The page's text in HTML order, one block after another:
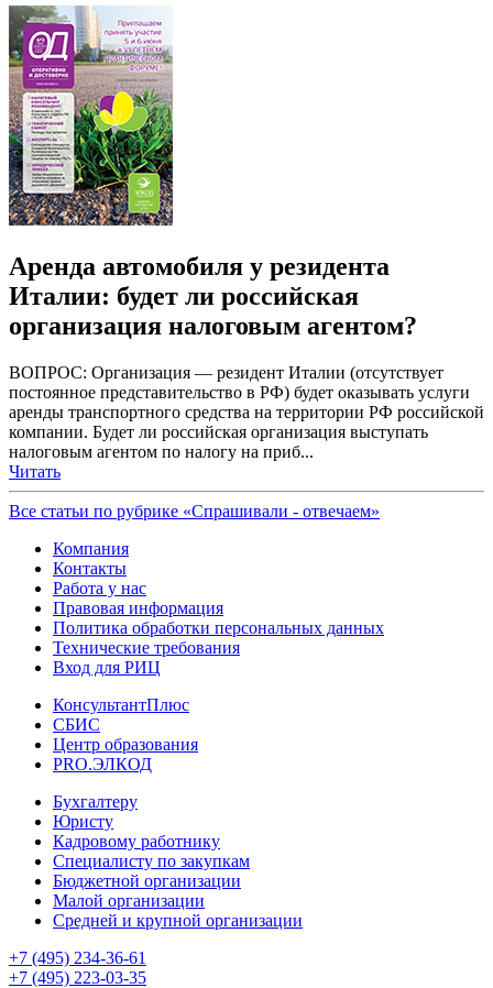
Аренда автомобиля у резидента
Италии: будет ли российская
организация налоговым агентом?
ВОПРОС: Организация — резидент Италии (отсутствует
постоянное представительство в РФ) будет оказывать услуги
аренды транспортного средства на территории РФ российской
компании. Будет ли российская организация выступать
налоговым агентом по налогу на приб...
Читать
Все статьи по рубрике «Спрашивали - отвечаем»
Компания
Контакты
Работа у нас
Правовая информация
Политика обработки персональных данных
Технические требования
Вход для РИЦ
КонсультантПлюс
СБИС
Центр образования
PRO.ЭЛКОД
Бухгалтеру
Юристу
Кадровому работнику
Специалисту по закупкам
Бюджетной организации
Малой организации
Средней и крупной организации
+7 (495) 234-36-61
+7 (495) 223-03-35